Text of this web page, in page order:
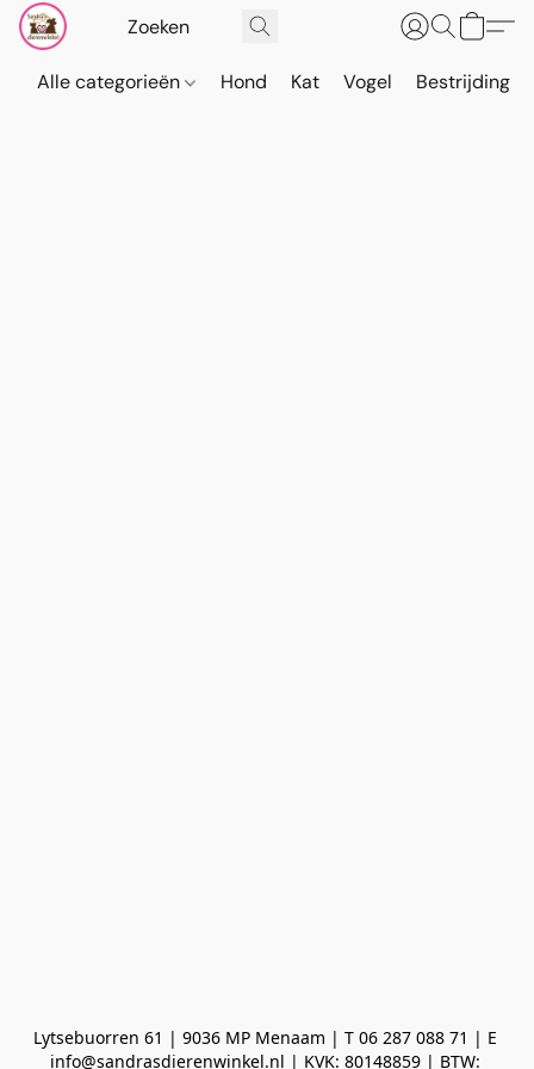
Alle categorieën Hond Kat Vogel Bestrijding
Lytsebuorren 61 | 9036 MP Menaam | T 06 287 088 71 | E
info@sandrasdierenwinkel.nl | KVK: 80148859 | BTW: